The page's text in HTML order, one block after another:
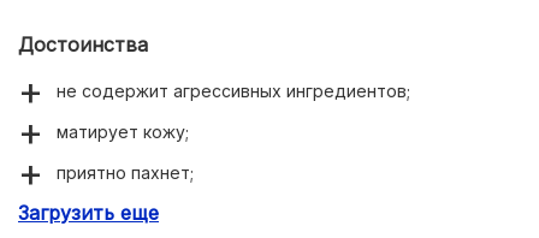
Достоинства
не содержит агрессивных ингредиентов;
матирует кожу;
приятно пахнет;
эффективно очищает;
Загрузить еще